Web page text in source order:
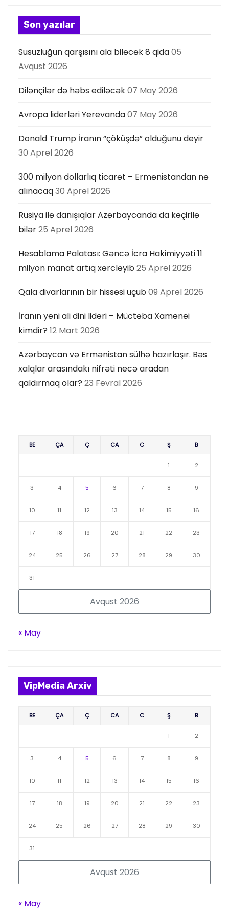
Son yazılar
Susuzluğun qarşısını ala biləcək 8 qida05
Avqust 2026
Dilənçilər də həbs ediləcək07 May 2026
Avropa liderləri Yerevanda07 May 2026
Donald Trump İranın “çöküşdə” olduğunu deyir
30 Aprel 2026
300 milyon dollarlıq ticarət – Ermənistandan nə
alınacaq30 Aprel 2026
Rusiya ilə danışıqlar Azərbaycanda da keçirilə
bilər25 Aprel 2026
Hesablama Palatası: Gəncə İcra Hakimiyyəti 11
milyon manat artıq xərcləyib25 Aprel 2026
Qala divarlarının bir hissəsi uçub09 Aprel 2026
İranın yeni ali dini lideri – Müctəba Xamenei
kimdir? 12 Mart 2026
Azərbaycan və Ermənistan sülhə hazırlaşır. Bəs
xalqlar arasındakı nifrəti necə aradan
qaldırmaq olar? 23 Fevral 2026
Avqust 2026
BE ÇA Ç CA C Ş B
1 2
3 4 5 6 7 8 9
10 11 12 13 14 15 16
17 18 19 20 21 22 23
24 25 26 27 28 29 30
31
« May
VipMedia Arxiv
Avqust 2026
BE ÇA Ç CA C Ş B
1 2
3 4 5 6 7 8 9
10 11 12 13 14 15 16
17 18 19 20 21 22 23
24 25 26 27 28 29 30
31
« May